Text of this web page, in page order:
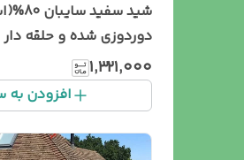
دوردوزی شده و حلقه دار
۱٬۳۲۱٬۰۰۰
افزودن به